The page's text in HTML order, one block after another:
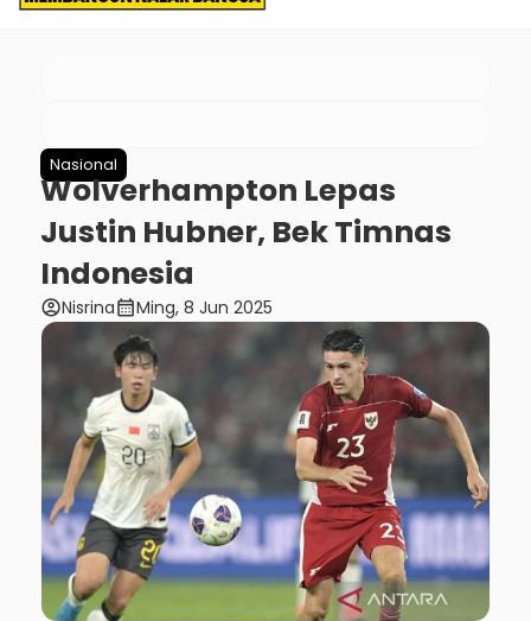
Nasional
Wolverhampton Lepas
Justin Hubner, Bek Timnas
Indonesia
account_circleNisrinacalendar_monthMing, 8 Jun 2025